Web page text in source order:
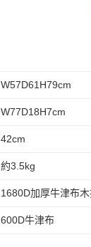
W57D61H79cm
W77D18H7cm
42cm
約3.5kg
1680D加厚牛津布
600D牛津布